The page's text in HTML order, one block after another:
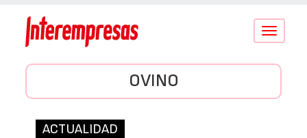
Conmutar
OVINO
ACTUALIDAD